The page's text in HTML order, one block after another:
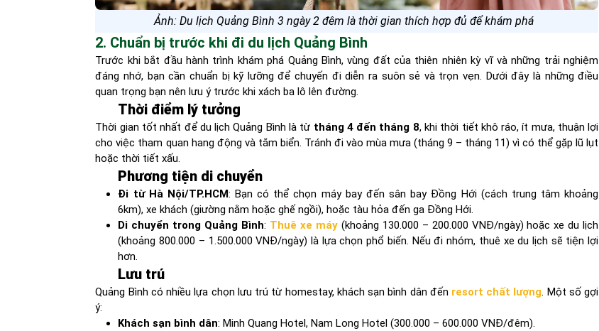
Ảnh: Du lịch Quảng Bình 3 ngày 2 đêm là thời gian thích hợp đủ để khám phá
2. Chuẩn bị trước khi đi du lịch Quảng Bình
Trước khi bắt đầu hành trình khám phá Quảng Bình, vùng đất của thiên nhiên kỳ vĩ và những trải nghiệm
đáng nhớ, bạn cần chuẩn bị kỹ lưỡng để chuyến đi diễn ra suôn sẻ và trọn vẹn. Dưới đây là những điều
quan trọng bạn nên lưu ý trước khi xách ba lô lên đường.
Thời điểm lý tưởng
Thời gian tốt nhất để du lịch Quảng Bình là từ tháng 4 đến tháng 8, khi thời tiết khô ráo, ít mưa, thuận lợi
cho việc tham quan hang động và tắm biển. Tránh đi vào mùa mưa (tháng 9 – tháng 11) vì có thể gặp lũ lụt
hoặc thời tiết xấu.
Phương tiện di chuyển
Đi từ Hà Nội/TP.HCM: Bạn có thể chọn máy bay đến sân bay Đồng Hới (cách trung tâm khoảng
6km), xe khách (giường nằm hoặc ghế ngồi), hoặc tàu hỏa đến ga Đồng Hới.
Di chuyển trong Quảng Bình: Thuê xe máy(khoảng 130.000 – 200.000 VNĐ/ngày) hoặc xe du lịch
(khoảng 800.000 – 1.500.000 VNĐ/ngày) là lựa chọn phổ biến. Nếu đi nhóm, thuê xe du lịch sẽ tiện lợi
hơn.
Lưu trú
Quảng Bình có nhiều lựa chọn lưu trú từ homestay, khách sạn bình dân đến resort chất lượng. Một số gợi
ý:
Khách sạn bình dân: Minh Quang Hotel, Nam Long Hotel (300.000 – 600.000 VNĐ/đêm).